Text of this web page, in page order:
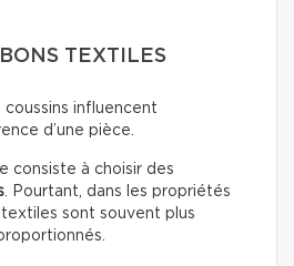
TEXTILES
influencent
d’une pièce.
consiste à choisir des
. Pourtant, dans les propriétés
sont souvent plus